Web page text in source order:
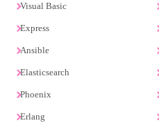
Visual Basic
Express
Ansible
Elasticsearch
Phoenix
Erlang